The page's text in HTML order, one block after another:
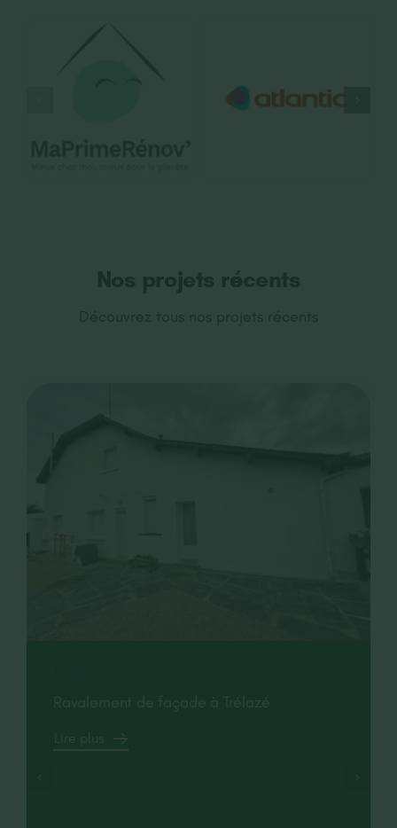
Ravalement de façade à Trélazé
Lire plus